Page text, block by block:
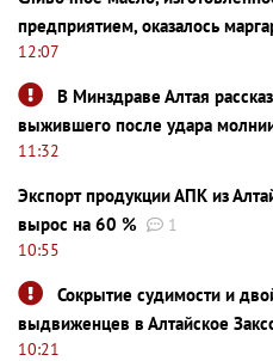
предприятием, оказалось
12:07
В Минздраве Алтая
выжившего после удара
11:32
Экспорт продукции АПК из
вырос на 60 %
1
10:55
Сокрытие судимости и
выдвиженцев в Алтайское
10:21